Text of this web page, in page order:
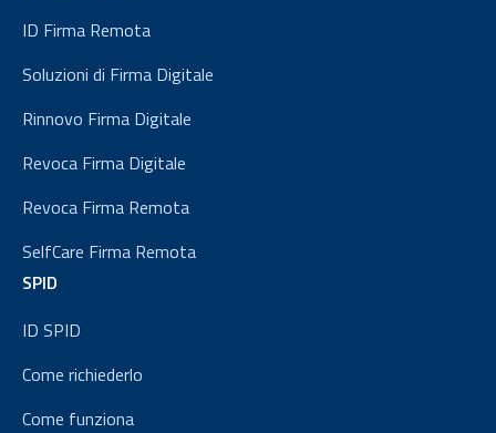
ID Firma Remota
Soluzioni di Firma Digitale
Rinnovo Firma Digitale
Revoca Firma Digitale
Revoca Firma Remota
SelfCare Firma Remota
SPID
ID SPID
Come richiederlo
Come funziona